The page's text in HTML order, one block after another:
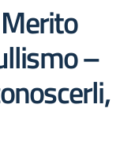
–